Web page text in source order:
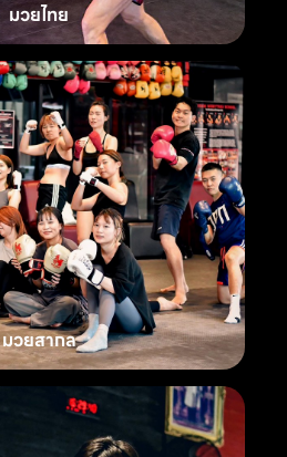
มวยไทย
มวยสากล